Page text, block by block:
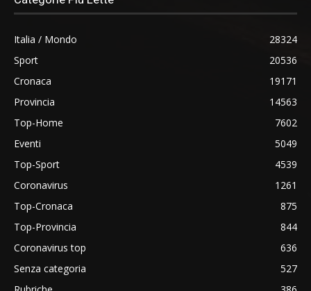
Italia / Mondo
28324
Sport
20536
Cronaca
19171
Provincia
14563
Top-Home
7602
Eventi
5049
Top-Sport
4539
Coronavirus
1261
Top-Cronaca
875
Top-Provincia
844
Coronavirus top
636
Senza categoria
527